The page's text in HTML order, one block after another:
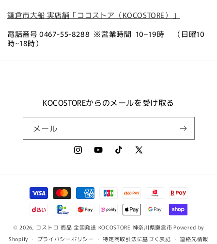
鎌倉市大船 実店舗「ココストア（KOCOSTORE）」
電話番号 0467-55-8288 ※営業時間 10~19時 （日曜10
時~18時）
KOCOSTOREからのメールを受け取る
メール
InstagramYouTubeTikTok
X
法
© 2026, コストコ 商品 全国発送 KOCOSTORE 神奈川県鎌倉市Powered by
Shopify
プライバシーポリシー 特定商取引法に基づく表記 連絡先情報